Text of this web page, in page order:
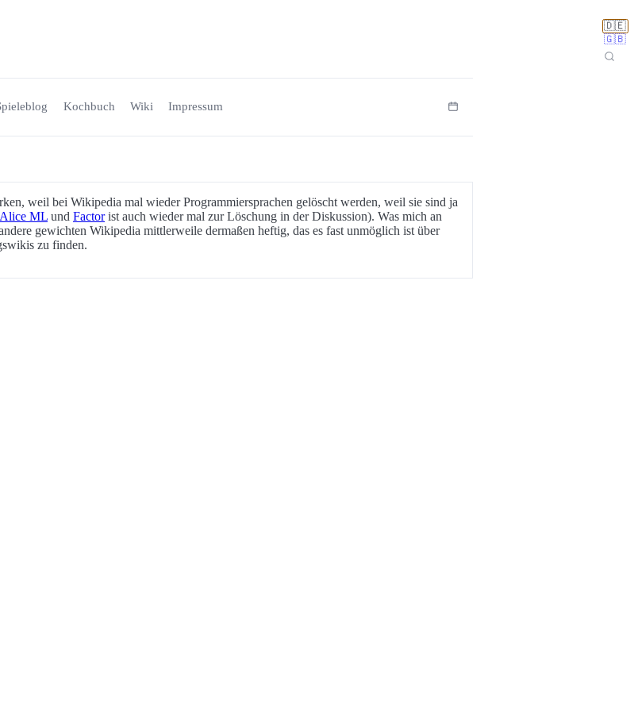
🇩🇪
🇬🇧
Kochbuch Wiki Impressum
weil bei Wikipedia mal wieder Programmiersprachen gelöscht werden, weil sie sind ja
Alice ML und Factorist auch wieder mal zur Löschung in der Diskussion). Was mich an
gewichten Wikipedia mittlerweile dermaßen heftig, das es fast unmöglich ist über
zu finden.